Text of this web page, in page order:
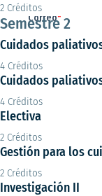
2 Créditos
Semestre 2
Cuidados
4 Créditos
Cuidados
4 Créditos
Electiva
2 Créditos
Gestión para los
2 Créditos
Investigación II